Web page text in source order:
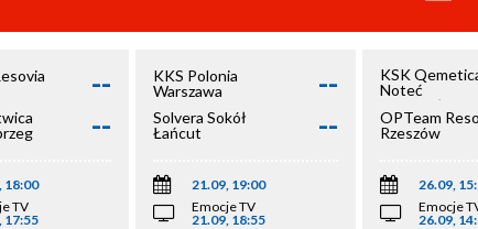
--
--
18:00
TV
17:55
KKS Polonia
Warszawa
--
Solvera Sokół
Łańcut
--
21.09, 19:00
Emocje TV
21.09, 18:55
KSK
Noteć
Inowrocław
OPTeam
Rzeszów
26.09,
Emocje
26.09,